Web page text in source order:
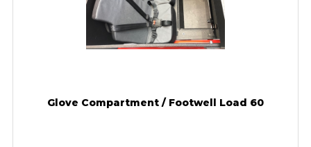
Glove Compartment / Footwell Load 60